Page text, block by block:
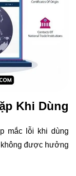
Khi Dùng
mắc lỗi khi dùng
được hưởng